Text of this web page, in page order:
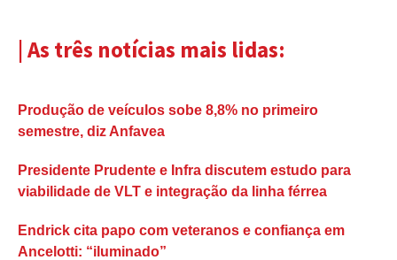
| As três notícias mais lidas:
Produção de veículos sobe 8,8% no primeiro
semestre, diz Anfavea
Presidente Prudente e Infra discutem estudo para
viabilidade de VLT e integração da linha férrea
Endrick cita papo com veteranos e confiança em
Ancelotti: “iluminado”